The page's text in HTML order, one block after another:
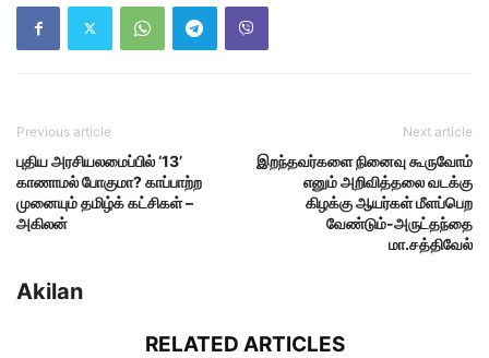
Previous article
புதிய அரசியலமைப்பில் ‘13’
காணாமல் போகுமா? காப்பாற்ற
முனையும் தமிழ்க் கட்சிகள் –
அகிலன்
Next article
இறந்தவர்களை நினைவு கூருவோம்
எனும் அறிவித்தலை வடக்கு
கிழக்கு ஆயர்கள் மீளப்பெற
வேண்டும்-அருட்தந்தை
மா.சத்திவேல்
Akilan
RELATED ARTICLES